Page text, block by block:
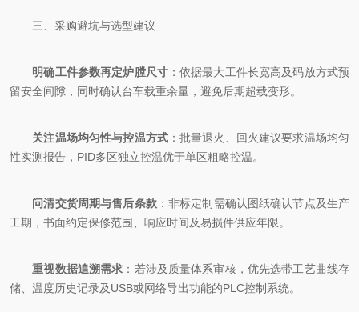
三、采购避坑与选型建议
明确工件参数再定炉膛尺寸：依据最大工件长宽高及码放方式预
留安全间隙，同时确认台车载重余量，避免后期超载变形。
关注温场均匀性与控温方式：批量退火、回火建议要求温场均匀
性实测报告，PID多区独立控温优于单区粗略控温。
问清交货周期与售后条款：非标定制需确认图纸确认节点及生产
工期，书面约定保修范围、响应时间及易损件供应年限。
重视数据追溯需求 ：若涉及质量体系审核，优先选带工艺曲线存
储、温度历史记录及USB或网络导出功能的PLC控制系统。